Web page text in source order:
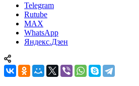
Telegram
Rutube
MAX
WhatsApp
Яндекс.Дзен